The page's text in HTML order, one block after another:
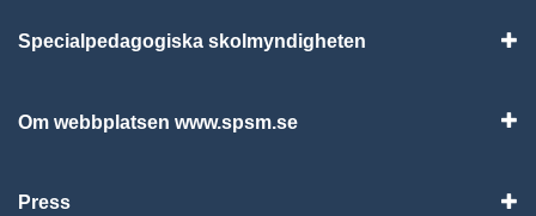
Specialpedagogiska skolmyndigheten
Om webbplatsen www.spsm.se
Press